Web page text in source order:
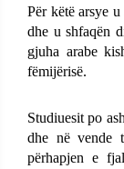
Për këtë arsye
dhe u shfaqën
gjuha arabe
fëmijërisë.
Studiuesit po
dhe në vende
përhapjen e